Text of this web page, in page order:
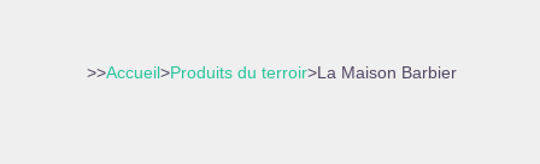
>>Accueil>Produits du terroir>La Maison Barbier